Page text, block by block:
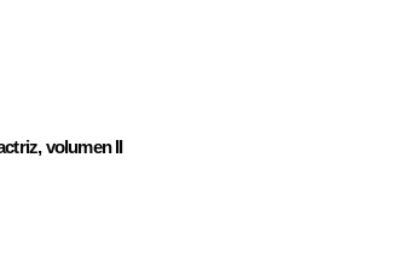
volumen II